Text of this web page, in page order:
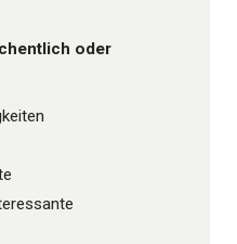
oder